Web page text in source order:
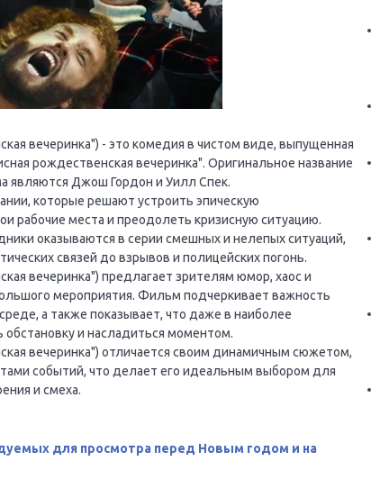
вечеринка") - это комедия в чистом виде, выпущенная
рождественская вечеринка". Оригинальное название
являются Джош Гордон и Уилл Спек.
которые решают устроить эпическую
рабочие места и преодолеть кризисную ситуацию.
оказываются в серии смешных и нелепых ситуаций,
связей до взрывов и полицейских погонь.
вечеринка") предлагает зрителям юмор, хаос и
мероприятия. Фильм подчеркивает важность
а также показывает, что даже в наиболее
обстановку и насладиться моментом.
вечеринка") отличается своим динамичным сюжетом,
событий, что делает его идеальным выбором для
и смеха.
для просмотра перед Новым годом и на